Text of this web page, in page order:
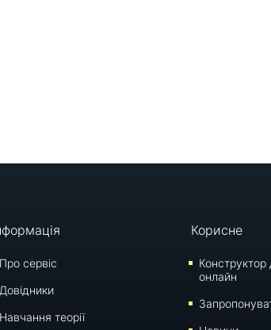
Про сервіс
Довідники
Навчання теорії
Корисне
Конструктор
онлайн